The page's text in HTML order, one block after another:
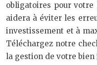
obligatoires pour votre
aidera à éviter les
investissement et à
Téléchargez notre
la gestion de votre